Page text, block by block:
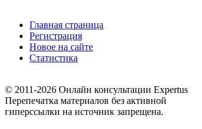
Главная страница
Регистрация
Новое на сайте
Статистика
© 2011-2026 Онлайн консультации Expertus
Перепечатка материалов без активной
гиперссылки на источник запрещена.